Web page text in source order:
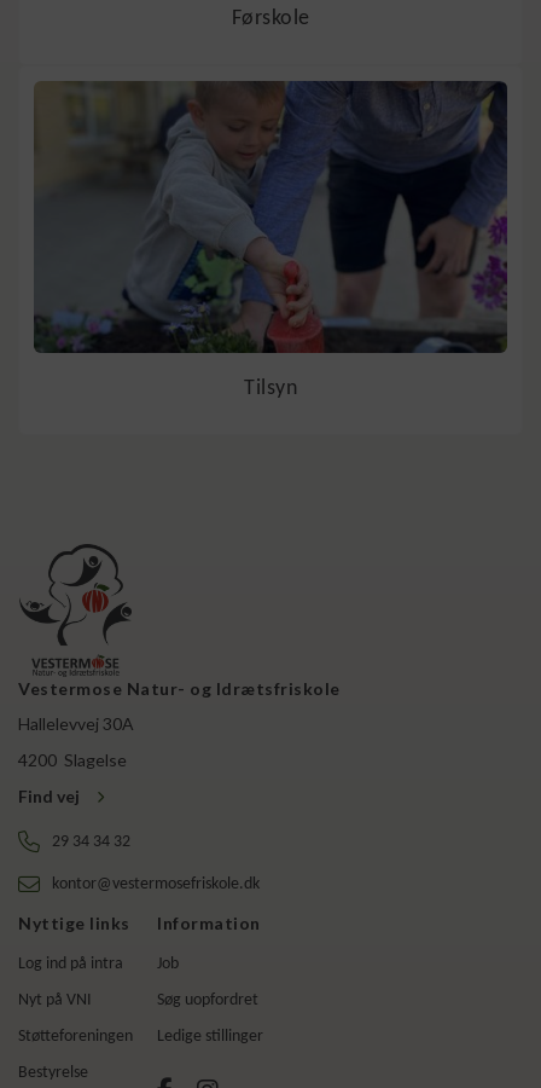
Førskole
Tilsyn
Vestermose Natur- og Idrætsfriskole
Hallelevvej 30A
4200 Slagelse
Find vej
29 34 34 32
kontor@vestermosefriskole.dk
Nyttige links
Log ind på intra
Nyt på VNI
Støtteforeningen
Bestyrelse
Information
Job
Søg uopfordret
Ledige stillinger